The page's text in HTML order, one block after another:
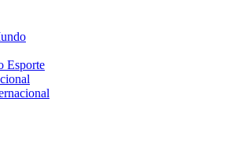
Esporte